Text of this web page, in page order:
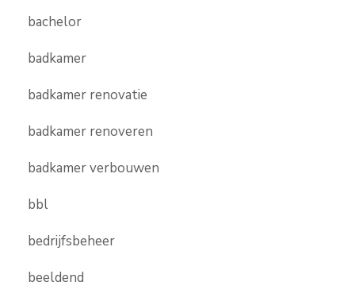
bachelor
badkamer
badkamer renovatie
badkamer renoveren
badkamer verbouwen
bbl
bedrijfsbeheer
beeldend